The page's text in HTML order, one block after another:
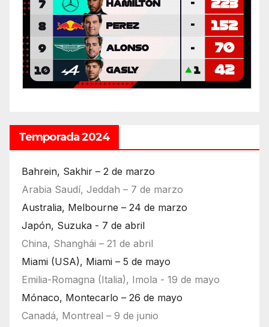
Temporada 2024
Bahrein, Sakhir – 2 de marzo
Arabia Saudí, Jeddah – 7 de marzo
Australia, Melbourne – 24 de marzo
Japón, Suzuka - 7 de abril
China, Shanghái – 21 de abril
Miami (USA), Miami – 5 de mayo
Emilia-Romagna (Italia), Imola - 19 de mayo
Mónaco, Montecarlo – 26 de mayo
Canadá, Montreal – 9 de junio